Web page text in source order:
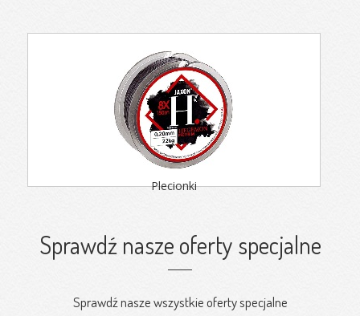
Plecionki
Sprawdź nasze oferty specjalne
Sprawdź nasze wszystkie oferty specjalne